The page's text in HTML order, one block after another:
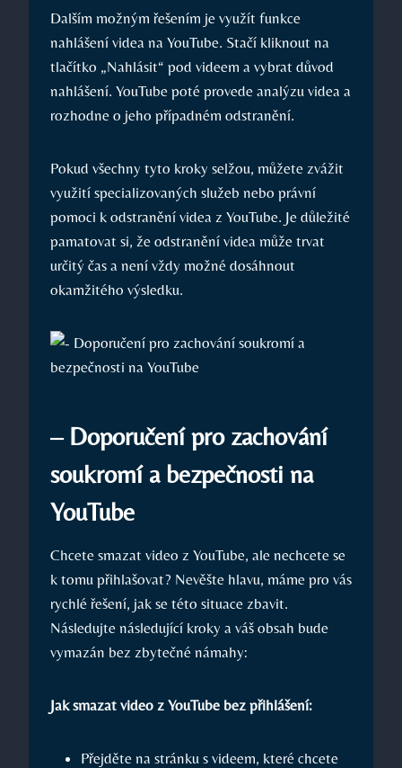
Dalším možným řešením je využít funkce
nahlášení videa na YouTube. Stačí kliknout na
tlačítko „Nahlásit“ pod videem a vybrat důvod
nahlášení. YouTube poté provede analýzu videa a
rozhodne o jeho případném odstranění.
Pokud všechny tyto kroky selžou, můžete zvážit
využití specializovaných služeb nebo právní
pomoci k odstranění videa z YouTube. Je důležité
pamatovat si, že odstranění videa může trvat
určitý čas a není vždy možné dosáhnout
okamžitého výsledku.
– Doporučení pro zachování
soukromí a bezpečnosti na
YouTube
Chcete smazat video z YouTube, ale nechcete se
k tomu přihlašovat? Nevěšte hlavu, máme pro vás
rychlé řešení, jak se této situace zbavit.
Následujte následující kroky a váš obsah bude
vymazán bez zbytečné námahy:
Jak smazat video z YouTube bez přihlášení:
Přejděte na stránku s videem, které chcete